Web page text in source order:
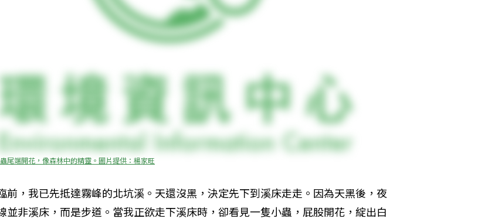
尾端開花，像森林中的精靈。圖片提供：楊家旺
前，我已先抵達霧峰的北坑溪。天還沒黑，決定先下到溪床走走。因為天黑後，夜
並非溪床，而是步道。當我正欲走下溪床時，卻看見一隻小蟲，屁股開花，綻出白